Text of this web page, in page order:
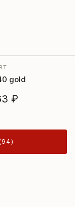
gold
₽